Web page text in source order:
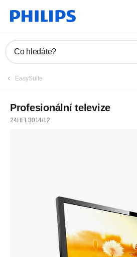
Co hledáte?
EasySuite
Profesionální televize
24HFL3014/12